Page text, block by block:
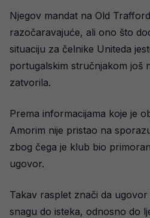
Njegov mandat na Old
razočaravajuće, ali ono što
situaciju za čelnike Uniteda
portugalskim stručnjakom još
zatvorila.
Prema informacijama koje je
Amorim nije pristao na
zbog čega je klub bio
ugovor.
Takav rasplet znači da
snagu do isteka, odnosno do